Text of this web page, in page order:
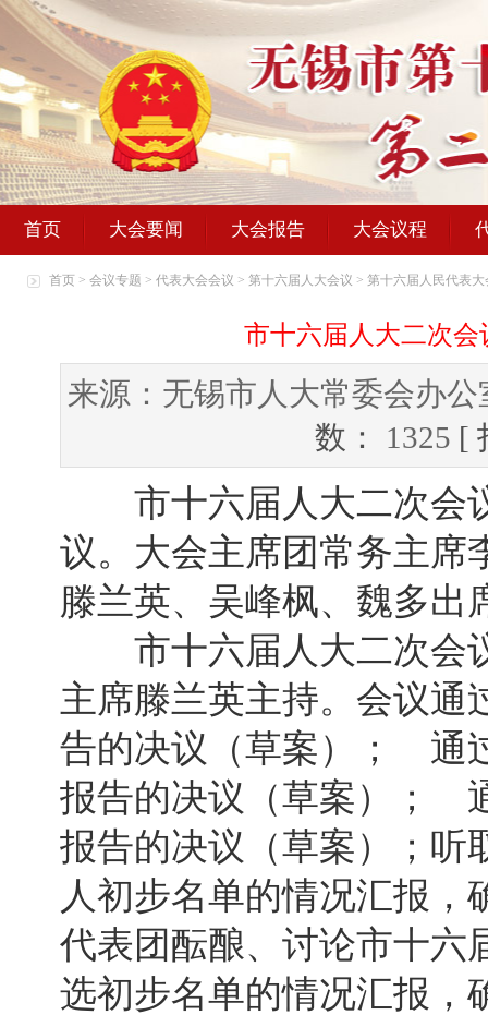
首页 大会要闻 大会报告 大会议程
首页 > 会议专题 > 代表大会会议 > 第十六届人大会议 > 第十六届人民代表
市十六届人大二次
来源：无锡市人大常委会办
数： 1325 [
市十六届人大二次会
议。大会主席团常务主席
滕兰英、吴峰枫、魏多出
市十六届人大二次会
主席滕兰英主持。会议通
告的决议（草案）； 通
报告的决议（草案）；
报告的决议（草案）；听
人初步名单的情况汇报
代表团酝酿、讨论市十六
选初步名单的情况汇报